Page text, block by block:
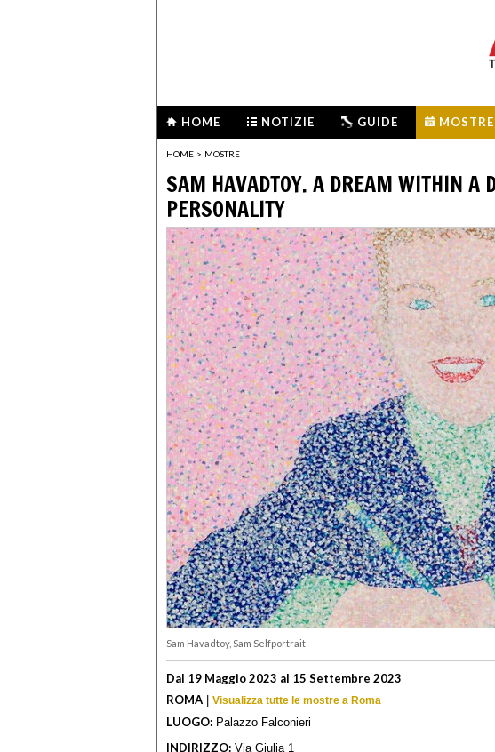
HOME NOTIZIE GUIDE MOSTRE
HOME > MOSTRE
SAM HAVADTOY. A DREAM WITHIN A
PERSONALITY
Sam Havadtoy, Sam Selfportrait
Dal 19 Maggio 2023 al 15 Settembre 2023
ROMA | Visualizza tutte le mostre a Roma
LUOGO: Palazzo Falconieri
INDIRIZZO: Via Giulia 1